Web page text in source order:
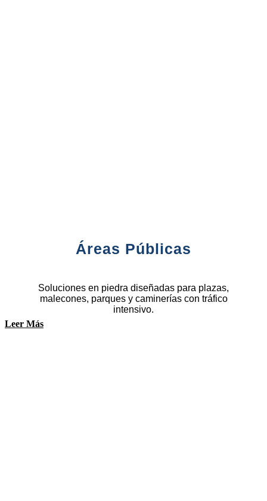
Áreas Públicas
Soluciones en piedra diseñadas para plazas,
malecones, parques y caminerías con tráfico
intensivo.
Leer Más